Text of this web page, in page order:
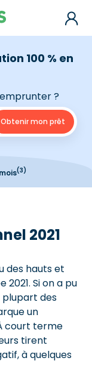
100 % en
?
(3)
2021
des hauts et
Si on a pu
plupart des
un
court terme
tirent
à quelques